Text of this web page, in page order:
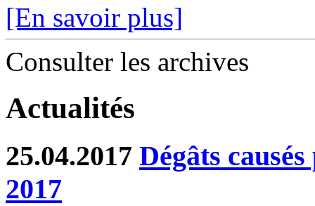
[En savoir plus]
Consulter les archives
Actualités
25.04.2017 Dégâts
2017